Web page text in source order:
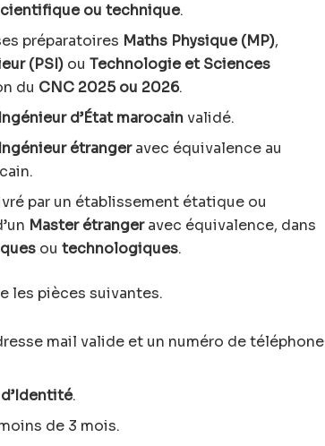
ou technique.
préparatoires Maths Physique (MP),
(PSI) ouTechnologie et Sciences
du CNC 2025 ou 2026.
d’État marocainvalidé.
étrangeravec équivalence au
par un établissement étatique ou
Master étrangeravec équivalence, dans
outechnologiques.
les pièces suivantes.
mail valide et un numéro de téléphone
.
de 3 mois.